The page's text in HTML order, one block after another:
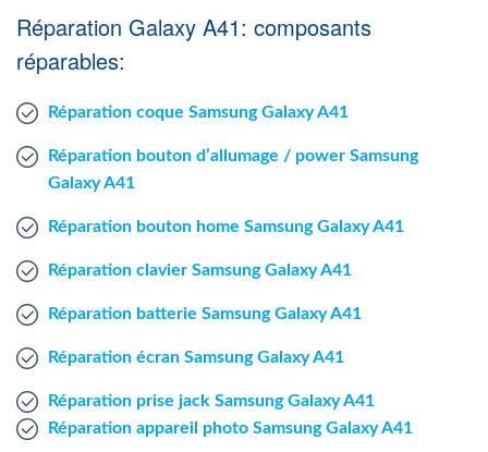
Agent Windows
Réparation Galaxy A41: composants
réparables:
Réparation coque Samsung Galaxy A41
Réparation bouton d’allumage / power Samsung
Galaxy A41
Réparation bouton home Samsung Galaxy A41
Réparation clavier Samsung Galaxy A41
Réparation batterie Samsung Galaxy A41
Réparation écran Samsung Galaxy A41
Réparation prise jack Samsung Galaxy A41
Réparation appareil photo Samsung Galaxy A41